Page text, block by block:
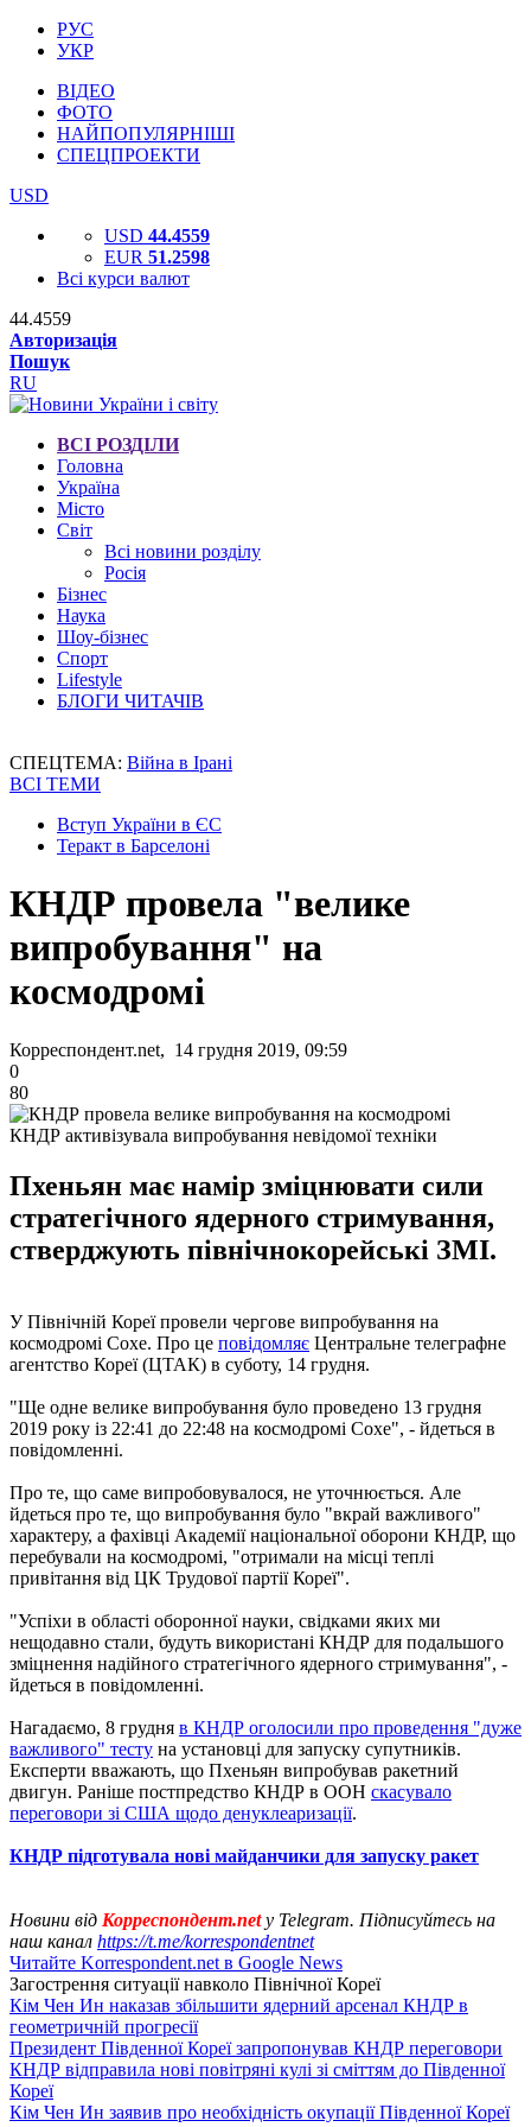
РУС
УКР
ВІДЕО
ФОТО
НАЙПОПУЛЯРНІШІ
СПЕЦПРОЕКТИ
USD
USD 44.4559
EUR 51.2598
Всі курси валют
44.4559
Авторизація
Пошук
RU
ВСІ РОЗДІЛИ
Головна
Україна
Місто
Світ
Всі новини розділу
Росія
Бізнес
Наука
Шоу-бізнес
Спорт
Lifestyle
БЛОГИ ЧИТАЧІВ
СПЕЦТЕМА: Війна в Ірані
ВСІ ТЕМИ
Вступ України в ЄС
Теракт в Барселоні
КНДР провела "велике
випробування" на
космодромі
Корреспондент.net, 14 грудня 2019, 09:59
0
80
КНДР активізувала випробування невідомої техніки
Пхеньян має намір зміцнювати сили
стратегічного ядерного стримування,
стверджують північнокорейські ЗМІ.
У Північній Кореї провели чергове випробування на
космодромі Сохе. Про це повідомляє Центральне телеграфне
агентство Кореї (ЦТАК) в суботу, 14 грудня.
"Ще одне велике випробування було проведено 13 грудня
2019 року із 22:41 до 22:48 на космодромі Сохе", - йдеться в
повідомленні.
Про те, що саме випробовувалося, не уточнюється. Але
йдеться про те, що випробування було "вкрай важливого"
характеру, а фахівці Академії національної оборони КНДР, що
перебували на космодромі, "отримали на місці теплі
привітання від ЦК Трудової партії Кореї".
"Успіхи в області оборонної науки, свідками яких ми
нещодавно стали, будуть використані КНДР для подальшого
зміцнення надійного стратегічного ядерного стримування", -
йдеться в повідомленні.
Нагадаємо, 8 грудня в КНДР оголосили про проведення "дуже
важливого" тесту на установці для запуску супутників.
Експерти вважають, що Пхеньян випробував ракетний
двигун. Раніше постпредство КНДР в ООН скасувало
переговори зі США щодо денуклеаризації.
КНДР підготувала нові майданчики для запуску ракет
Новини від Корреспондент.netу Telegram. Підписуйтесь на
наш канал https://t.me/korrespondentnet
Читайте Korrespondent.net в Google News
Загострення ситуації навколо Пiвнічної Кореї
Кім Чен Ин наказав збільшити ядерний арсенал КНДР в
геометричній прогресії
Президент Південної Кореї запропонував КНДР переговори
КНДР відправила нові повітряні кулі зі сміттям до Південної
Кореї
Кім Чен Ин заявив про необхідність окупації Південної Кореї